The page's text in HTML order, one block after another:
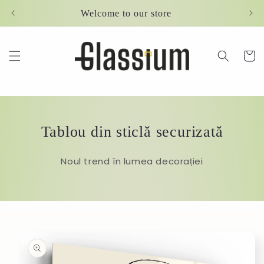
Welcome to our store
Cart
Tablou din sticlă securizată
Noul trend în lumea decorației
product
information